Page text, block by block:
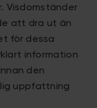
Visdomständer
att dra ut än
för dessa
information
den
uppfattning